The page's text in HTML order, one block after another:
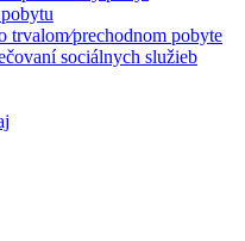
trvalom⁄prechodnom pobyte
sociálnych služieb